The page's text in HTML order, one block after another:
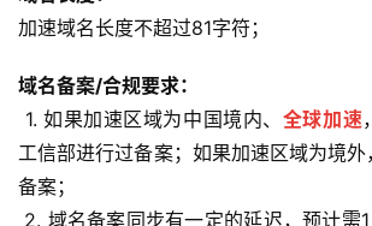
加速域名长度不超过81字符；
域名备案/合规要求：
1. 如果加速区域为中国境内、 全球加速
工信部进行过备案；如果加速区域为境
备案；